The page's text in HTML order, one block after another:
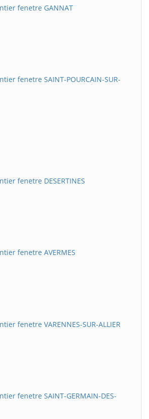
fenetre GANNAT
fenetre SAINT-POURCAIN-SUR-
fenetre DESERTINES
fenetre AVERMES
fenetre VARENNES-SUR-ALLIER
fenetre SAINT-GERMAIN-DES-